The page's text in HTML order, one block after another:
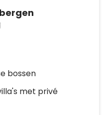
bossen
met privé